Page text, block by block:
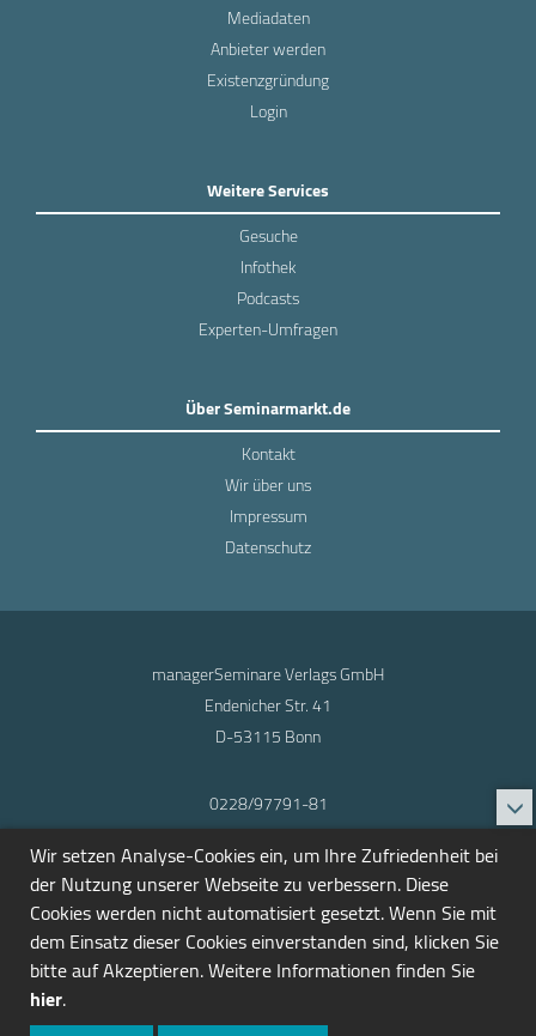
Mediadaten
Anbieter werden
Existenzgründung
Login
Weitere Services
Gesuche
Infothek
Podcasts
Experten-Umfragen
Über Seminarmarkt.de
Kontakt
Wir über uns
Impressum
Datenschutz
managerSeminare Verlags GmbH
Endenicher Str. 41
D-53115 Bonn
0228/97791-81
info@seminarmarkt.de
© 2001-2026
Wir setzen Analyse-Cookies ein, um Ihre Zufriedenheit bei
der Nutzung unserer Webseite zu verbessern. Diese
Cookies werden nicht automatisiert gesetzt. Wenn Sie mit
dem Einsatz dieser Cookies einverstanden sind, klicken Sie
bitte auf Akzeptieren. Weitere Informationen finden Sie
hier.